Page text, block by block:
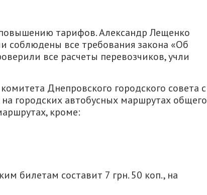
тарифов. Александр Лещенко
соблюдены все требования закона «Об
все расчеты перевозчиков, учли
Днепровского городского совета с
городских автобусных маршрутах общего
кроме:
билетам составит 7 грн. 50 коп., на